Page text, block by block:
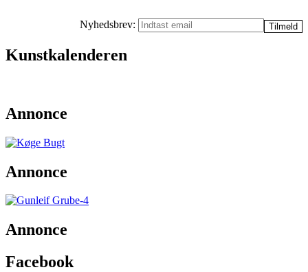
Nyhedsbrev:
Kunstkalenderen
Annonce
Annonce
Annonce
Facebook